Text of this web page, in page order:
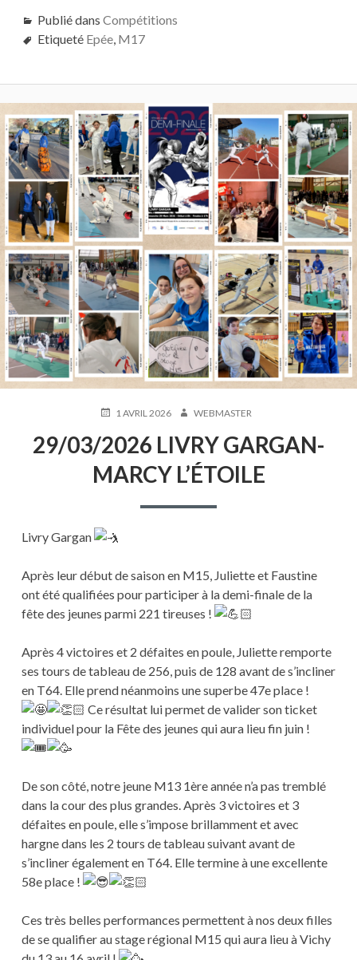
Publié dans Compétitions
Etiqueté Epée, M17
PUBLIÉ1 AVRIL 2026 AUTEUR
WEBMASTER
29/03/2026 LIVRY GARGAN-
MARCY L’ÉTOILE
Livry Gargan
Après leur début de saison en M15, Juliette et Faustine
ont été qualifiées pour participer à la demi-finale de la
fête des jeunes parmi 221 tireuses !
Après 4 victoires et 2 défaites en poule, Juliette remporte
ses tours de tableau de 256, puis de 128 avant de s’incliner
en T64. Elle prend néanmoins une superbe 47e place !
Ce résultat lui permet de valider son ticket
individuel pour la Fête des jeunes qui aura lieu fin juin !
De son côté, notre jeune M13 1ère année n’a pas tremblé
dans la cour des plus grandes. Après 3 victoires et 3
défaites en poule, elle s’impose brillamment et avec
hargne dans les 2 tours de tableau suivant avant de
s’incliner également en T64. Elle termine à une excellente
58e place !
Ces très belles performances permettent à nos deux filles
de se qualifier au stage régional M15 qui aura lieu à Vichy